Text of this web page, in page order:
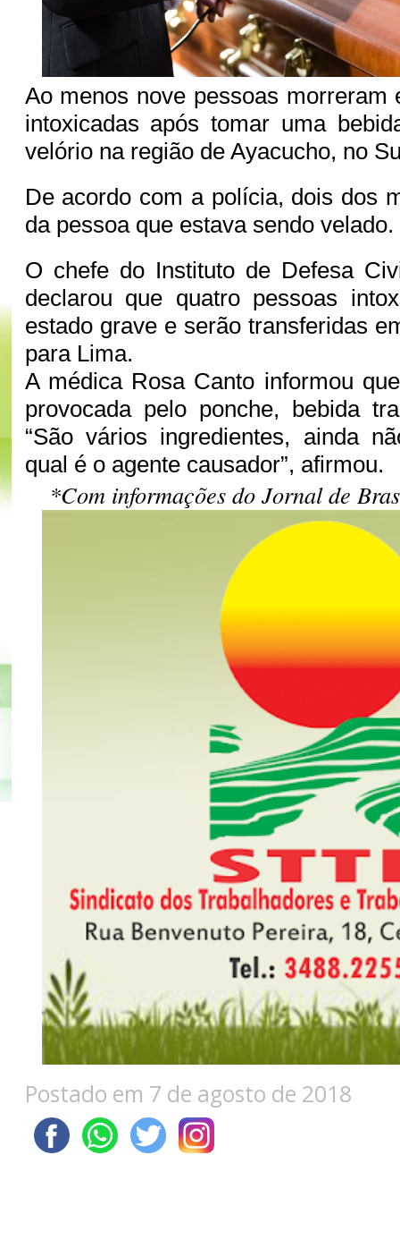
Ao menos nove pessoas morreram
intoxicadas após tomar uma
velório na região de Ayacucho, no
De acordo com a polícia, dois dos
da pessoa que estava sendo velado.
O chefe do Instituto de Defesa
declarou que quatro pessoas
estado grave e serão transferidas
para Lima.
A médica Rosa Canto informou
provocada pelo ponche, bebida
“São vários ingredientes, ainda
qual é o agente causador”, afirmou.
*Com informações do Jornal de
Postado em 7 de agosto de 2018